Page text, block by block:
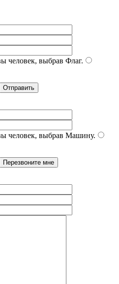
человек, выбрав Флаг.
человек, выбрав Машину.